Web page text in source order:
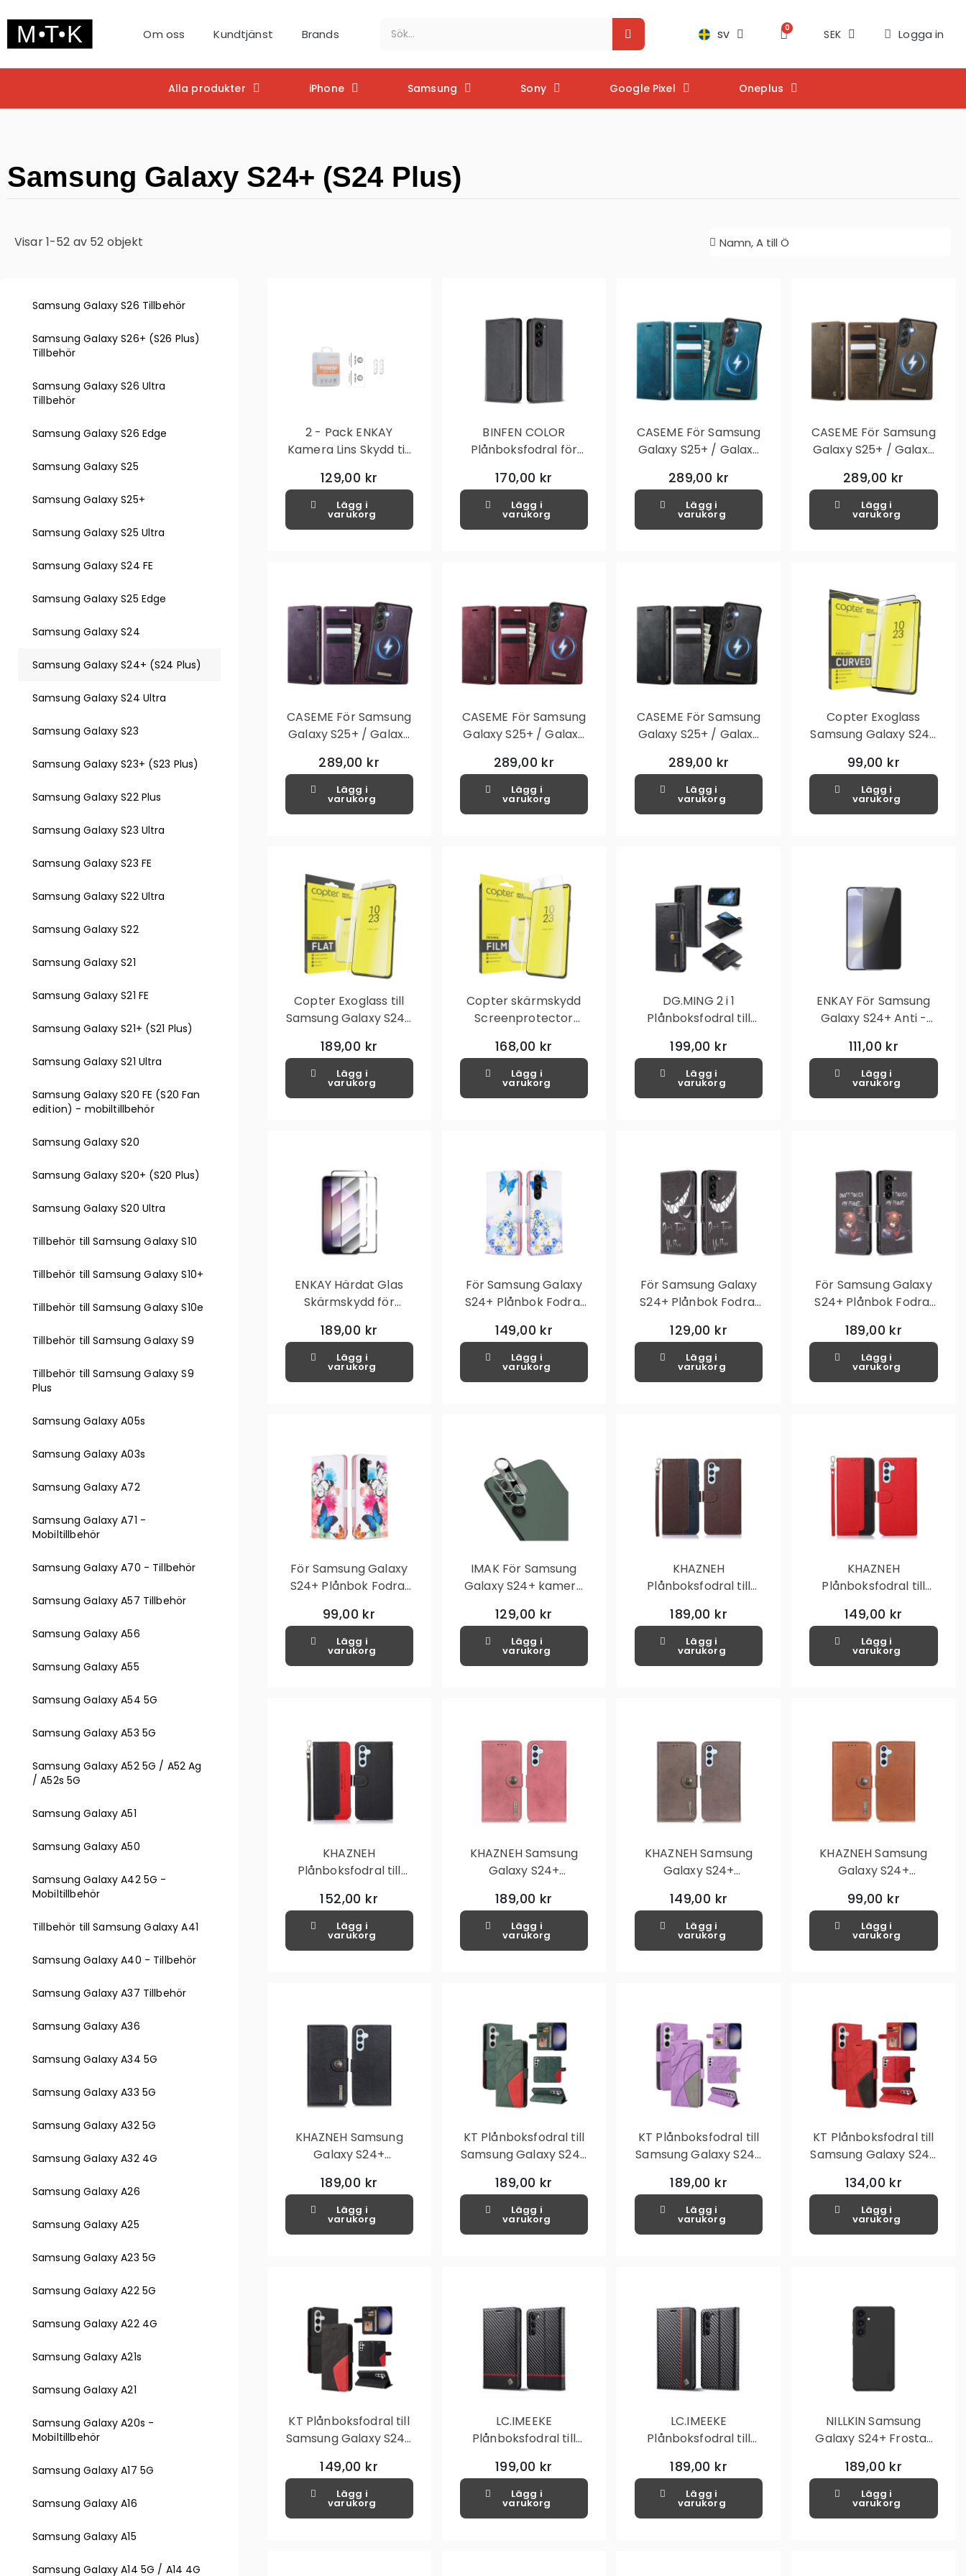
Om oss Kundtjänst Brands sv SEK Logga in
Alla produkter iPhone Samsung Sony Google Pixel Oneplus
Samsung Galaxy S24+ (S24 Plus)
Visar 1-52 av 52 objekt
Samsung Galaxy S26 Tillbehör
Samsung Galaxy S26+ (S26 Plus)
Tillbehör
Samsung Galaxy S26 Ultra
Tillbehör
Samsung Galaxy S26 Edge
Samsung Galaxy S25
Samsung Galaxy S25+
Samsung Galaxy S25 Ultra
Samsung Galaxy S24 FE
Samsung Galaxy S25 Edge
Samsung Galaxy S24
Samsung Galaxy S24+ (S24 Plus)
Samsung Galaxy S24 Ultra
Samsung Galaxy S23
Samsung Galaxy S23+ (S23 Plus)
Samsung Galaxy S22 Plus
Samsung Galaxy S23 Ultra
Samsung Galaxy S23 FE
Samsung Galaxy S22 Ultra
Samsung Galaxy S22
Samsung Galaxy S21
Samsung Galaxy S21 FE
Samsung Galaxy S21+ (S21 Plus)
Samsung Galaxy S21 Ultra
Samsung Galaxy S20 FE (S20 Fan
edition) - mobiltillbehör
Samsung Galaxy S20
Samsung Galaxy S20+ (S20 Plus)
Samsung Galaxy S20 Ultra
Tillbehör till Samsung Galaxy S10
Tillbehör till Samsung Galaxy S10+
Tillbehör till Samsung Galaxy S10e
Tillbehör till Samsung Galaxy S9
Tillbehör till Samsung Galaxy S9
Plus
Samsung Galaxy A05s
Samsung Galaxy A03s
Samsung Galaxy A72
Samsung Galaxy A71 -
Mobiltillbehör
Samsung Galaxy A70 - Tillbehör
Samsung Galaxy A57 Tillbehör
Samsung Galaxy A56
Samsung Galaxy A55
Samsung Galaxy A54 5G
Samsung Galaxy A53 5G
Samsung Galaxy A52 5G / A52 Ag
/ A52s 5G
Samsung Galaxy A51
Samsung Galaxy A50
Samsung Galaxy A42 5G -
Mobiltillbehör
Tillbehör till Samsung Galaxy A41
Samsung Galaxy A40 - Tillbehör
Samsung Galaxy A37 Tillbehör
Samsung Galaxy A36
Samsung Galaxy A34 5G
Samsung Galaxy A33 5G
Samsung Galaxy A32 5G
Samsung Galaxy A32 4G
Samsung Galaxy A26
Samsung Galaxy A25
Samsung Galaxy A23 5G
Samsung Galaxy A22 5G
Samsung Galaxy A22 4G
Samsung Galaxy A21s
Samsung Galaxy A21
Samsung Galaxy A20s -
Mobiltillbehör
Samsung Galaxy A17 5G
Samsung Galaxy A16
Samsung Galaxy A15
Samsung Galaxy A14 5G / A14 4G
2 - Pack ENKAY
Kamera Lins Skydd till
129,00 kr
Lägg i
varukorg
BINFEN COLOR
Plånboksfodral för
- Svart
170,00 kr
Lägg i
varukorg
CASEME För Samsung
Galaxy S25+ / Galaxy
Magnetisk Avtagbar
RFID Skydd - Blå
289,00 kr
Lägg i
varukorg
CASEME För Samsung
Galaxy S25+ / Galaxy
Magnetisk Avtagbar
RFID Skydd - Coffee
289,00 kr
Lägg i
varukorg
CASEME För Samsung
Galaxy S25+ / Galaxy
Magnetisk Avtagbar
RFID Skydd - Lila
289,00 kr
Lägg i
varukorg
CASEME För Samsung
Galaxy S25+ / Galaxy
Magnetisk Avtagbar
RFID Skydd - Röd
289,00 kr
Lägg i
varukorg
CASEME För Samsung
Galaxy S25+ / Galaxy
Magnetisk Avtagbar
RFID Skydd - Svart
289,00 kr
Lägg i
varukorg
Copter Exoglass
Samsung Galaxy S24+
99,00 kr
Lägg i
varukorg
Copter Exoglass till
Samsung Galaxy S24+
189,00 kr
Lägg i
varukorg
Copter skärmskydd
Screenprotector
(S24 Plus)
168,00 kr
Lägg i
varukorg
DG.MING 2 i 1
Plånboksfodral till
199,00 kr
Lägg i
varukorg
ENKAY För Samsung
Galaxy S24+ Anti -
täckning
111,00 kr
Lägg i
varukorg
ENKAY Härdat Glas
Skärmskydd för
189,00 kr
Lägg i
varukorg
För Samsung Galaxy
S24+ Plånbok Fodral
149,00 kr
Lägg i
varukorg
För Samsung Galaxy
S24+ Plånbok Fodral
129,00 kr
Lägg i
varukorg
För Samsung Galaxy
S24+ Plånbok Fodral
189,00 kr
Lägg i
varukorg
För Samsung Galaxy
S24+ Plånbok Fodral
99,00 kr
Lägg i
varukorg
IMAK För Samsung
Galaxy S24+ kamera
linsfilm
129,00 kr
Lägg i
varukorg
KHAZNEH
Plånboksfodral till
- Brun/Blå
189,00 kr
Lägg i
varukorg
KHAZNEH
Plånboksfodral till
- Röd/Svart
149,00 kr
Lägg i
varukorg
KHAZNEH
Plånboksfodral till
- Svart/Röd
152,00 kr
Lägg i
varukorg
KHAZNEH Samsung
Galaxy S24+
189,00 kr
Lägg i
varukorg
KHAZNEH Samsung
Galaxy S24+
149,00 kr
Lägg i
varukorg
KHAZNEH Samsung
Galaxy S24+
99,00 kr
Lägg i
varukorg
KHAZNEH Samsung
Galaxy S24+
189,00 kr
Lägg i
varukorg
KT Plånboksfodral till
Samsung Galaxy S24+
189,00 kr
Lägg i
varukorg
KT Plånboksfodral till
Samsung Galaxy S24+
189,00 kr
Lägg i
varukorg
KT Plånboksfodral till
Samsung Galaxy S24+
134,00 kr
Lägg i
varukorg
KT Plånboksfodral till
Samsung Galaxy S24+
149,00 kr
Lägg i
varukorg
LC.IMEEKE
Plånboksfodral till
- Svart
199,00 kr
Lägg i
varukorg
LC.IMEEKE
Plånboksfodral till
- Svart
189,00 kr
Lägg i
varukorg
NILLKIN Samsung
Galaxy S24+ Frostat
189,00 kr
Lägg i
varukorg